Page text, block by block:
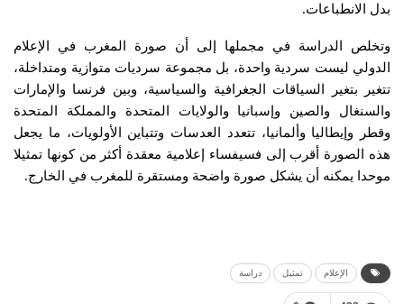
بدل الانطباعات.
وتخلص الدراسة في مجملها إلى أن صورة المغرب في الإعلام
الدولي ليست سردية واحدة، بل مجموعة سرديات متوازية ومتداخلة،
تتغير بتغير السياقات الجغرافية والسياسية، وبين فرنسا والإمارات
والسنغال والصين وإسبانيا والولايات المتحدة والمملكة المتحدة
وقطر وإيطاليا وألمانيا، تتعدد العدسات وتتباين الأولويات، ما يجعل
هذه الصورة أقرب إلى فسيفساء إعلامية معقدة أكثر من كونها تمثيلا
موحدا يمكنه أن يشكل صورة واضحة ومستقرة للمغرب في الخارج.
الإعلام تمثيل دراسة